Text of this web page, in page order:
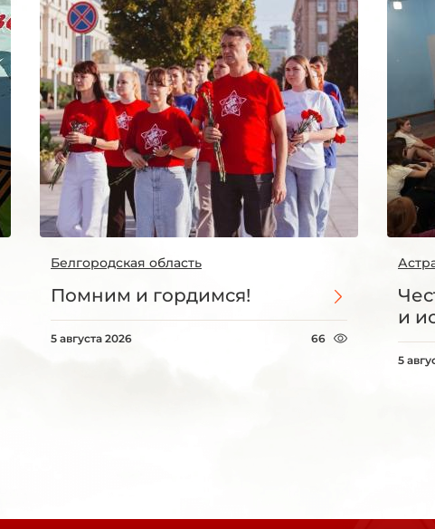
Белгородская область
Помним и гордимся!
5 августа 2026 66
и
5